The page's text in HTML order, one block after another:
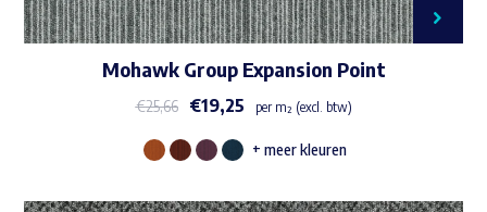
Mohawk Group Expansion Point
€25,66 €19,25 per m² (excl. btw)
Dit
+ meer kleuren